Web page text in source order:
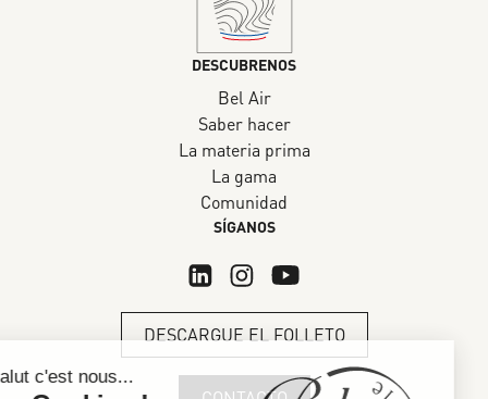
DESCUBRENOS
Bel Air
Saber hacer
La materia prima
La gama
Comunidad
SÍGANOS
DESCARGUE EL FOLLETO